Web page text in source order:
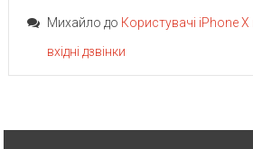
Михайло до Користувачі iPhone
вхідні дзвінки